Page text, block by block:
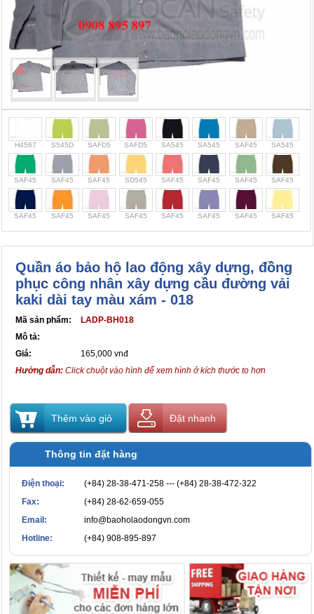
H4567 S545D SAFD5 SAFD5 SA545 SA545 SAF45 SA545
SAF45 SAF45 SAF45 SD545 SAF45 SAF45 SAF45 SAF45
SAF45 SAF45 SAF45 SAF45 SAF45 SAF45 SAF45 SAF45
Quần áo bảo hộ lao động xây dựng, đồng
phục công nhân xây dựng cầu đường vải
kaki dài tay màu xám - 018
Mã sản phẩm:
LADP-BH018
Mô tả:
Giá:
165,000 vnđ
Hướng dẫn: Click chuột vào hình để xem hình ở kích thước to hơn
Thêm vào giỏ Đặt nhanh
Thông tin đặt hàng
Điện thoại:
(+84) 28-38-471-258 --- (+84) 28-38-472-322
Fax:
(+84) 28-62-659-055
Email:
info@baoholaodongvn.com
Hotline:
(+84) 908-895-897
Cọc giao thông, rào chắn công trình
Bình chữa cháy, cứu hỏa
Chính sách bảo mật thông tin